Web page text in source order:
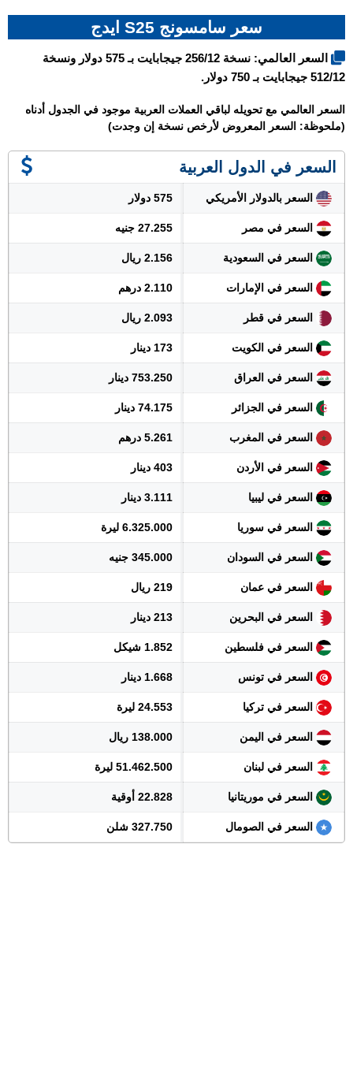
سعر سامسونج S25 ايدج
السعر العالمي: نسخة 256/12 جيجابايت بـ 575 دولار ونسخة
512/12 جيجابايت بـ 750 دولار.
السعر العالمي مع تحويله لباقي العملات العربية موجود في الجدول أدناه
(ملحوظة: السعر المعروض لأرخص نسخة إن وجدت)
السعر في الدول العربية
السعر بالدولار الأمريكي 575 دولار
السعر في مصر 27.255 جنيه
السعر في السعودية 2.156 ريال
السعر في الإمارات 2.110 درهم
السعر في قطر 2.093 ريال
السعر في الكويت 173 دينار
السعر في العراق 753.250 دينار
السعر في الجزائر 74.175 دينار
السعر في المغرب 5.261 درهم
السعر في الأردن 403 دينار
السعر في ليبيا 3.111 دينار
السعر في سوريا 6.325.000 ليرة
السعر في السودان 345.000 جنيه
السعر في عمان 219 ريال
السعر في البحرين 213 دينار
السعر في فلسطين 1.852 شيكل
السعر في تونس 1.668 دينار
السعر في تركيا 24.553 ليرة
السعر في اليمن 138.000 ريال
السعر في لبنان 51.462.500 ليرة
السعر في موريتانيا 22.828 أوقية
السعر في الصومال 327.750 شلن